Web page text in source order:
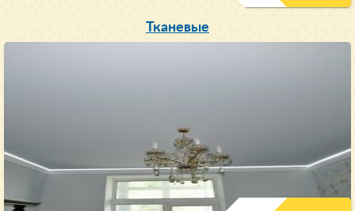
Тканевые